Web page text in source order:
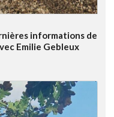
informations de
Emilie Gebleux